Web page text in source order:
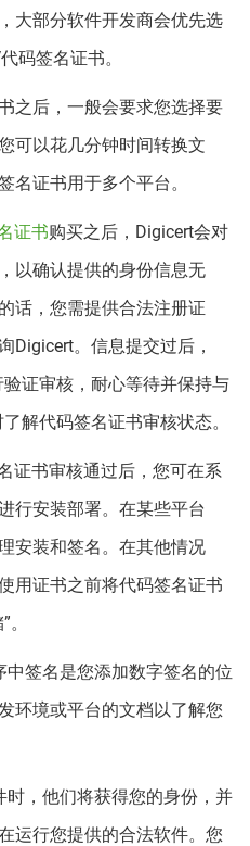
大部分软件开发商会优先选
码签名证书。
之后，一般会要求您选择要
可以花几分钟时间转换文
名证书用于多个平台。
证书购买之后，Digicert会对
以确认提供的身份信息无
话，您需提供合法注册证
Digicert。信息提交过后，
证审核，耐心等待并保持与
解代码签名证书审核状态。
证书审核通过后，您可在系
行安装部署。在某些平台
安装和签名。在其他情况
用证书之前将代码签名证书
中签名是您添加数字签名的位
环境或平台的文档以了解您
时，他们将获得您的身份，并
运行您提供的合法软件。您